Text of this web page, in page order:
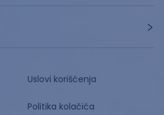
Uslovi korišćenja
Politika kolačića